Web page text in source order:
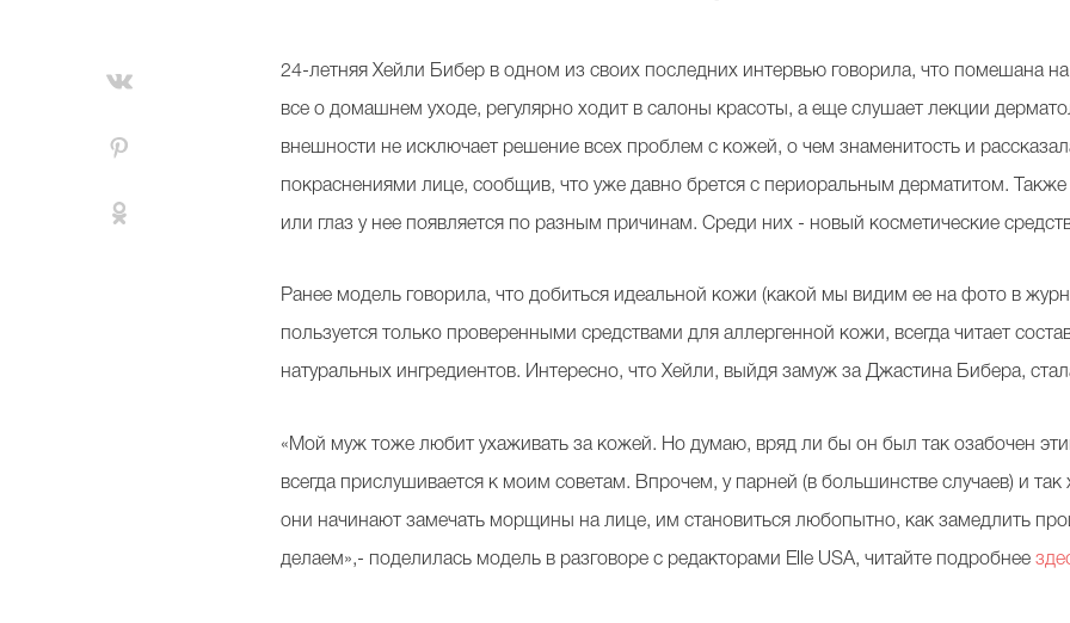
24-летняя Хейли Бибер в одном из своих последних интервью говорила, что помешана
все о домашнем уходе, регулярно ходит в салоны красоты, а еще слушает лекции
внешности не исключает решение всех проблем с кожей, о чем знаменитость и
покраснениями лице, сообщив, что уже давно брется с периоральным дерматитом.
или глаз у нее появляется по разным причинам. Среди них - новый косметические
Ранее модель говорила, что добиться идеальной кожи (какой мы видим ее на фото в
пользуется только проверенными средствами для аллергенной кожи, всегда читает
натуральных ингредиентов. Интересно, что Хейли, выйдя замуж за Джастина Бибера,
«Мой муж тоже любит ухаживать за кожей. Но думаю, вряд ли бы он был так озабочен
всегда прислушивается к моим советам. Впрочем, у парней (в большинстве случаев) и
они начинают замечать морщины на лице, им становиться любопытно, как замедлить
делаем»,- поделилась модель в разговоре с редакторами Elle USA, читайте подробнее